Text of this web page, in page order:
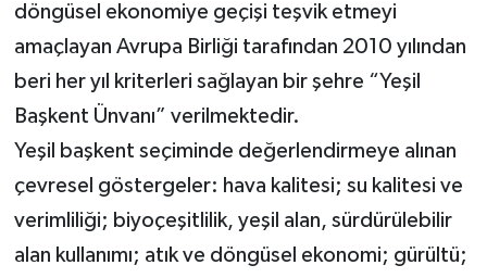
döngüsel ekonomiye geçişi teşvik etmeyi
amaçlayan Avrupa Birliği tarafından 2010 yılından
beri her yıl kriterleri sağlayan bir şehre “Yeşil
Başkent Ünvanı” verilmektedir.
Yeşil başkent seçiminde değerlendirmeye alınan
çevresel göstergeler: hava kalitesi; su kalitesi ve
verimliliği; biyoçeşitlilik, yeşil alan, sürdürülebilir
alan kullanımı; atık ve döngüsel ekonomi; gürültü;